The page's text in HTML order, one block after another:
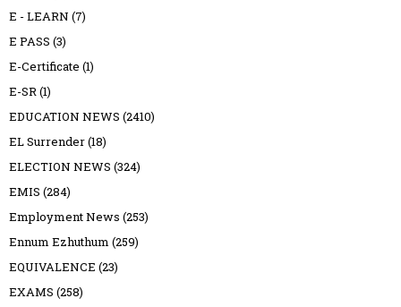
E - LEARN (7)
E PASS (3)
E-Certificate (1)
E-SR(1)
EDUCATION NEWS (2410)
EL Surrender(18)
ELECTION NEWS (324)
EMIS (284)
Employment News (253)
Ennum Ezhuthum (259)
EQUIVALENCE (23)
EXAMS (258)